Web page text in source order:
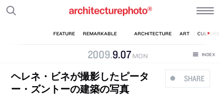
2009.9.07 MON
SHARE
ヘレネ・ビネが撮影したピータ
ー・ズントーの建築の写真